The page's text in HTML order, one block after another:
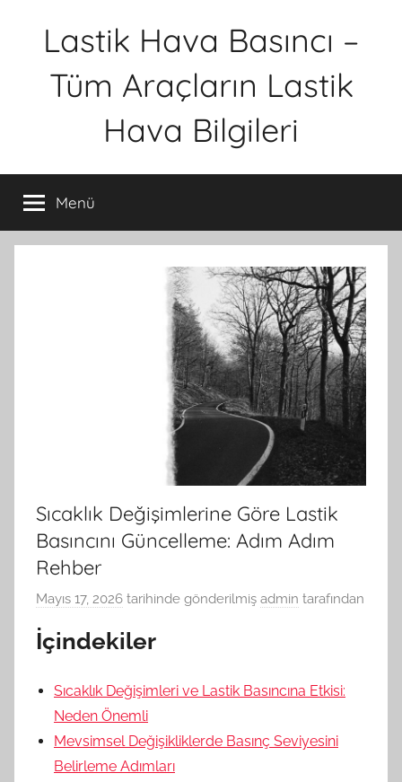
Lastik Hava Basıncı –
Tüm Araçların Lastik
Hava Bilgileri
Menü
Sıcaklık Değişimlerine Göre Lastik
Basıncını Güncelleme: Adım Adım
Rehber
Mayıs 17, 2026 tarihinde gönderilmiş admin tarafından
İçindekiler
Sıcaklık Değişimleri ve Lastik Basıncına Etkisi:
Neden Önemli
Mevsimsel Değişikliklerde Basınç Seviyesini
Belirleme Adımları